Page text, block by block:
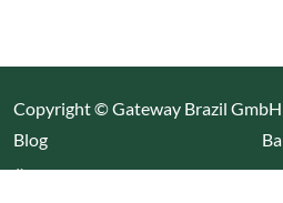
Copyright © Gateway Brazil
Blog(Link öffnet einen neuen Tab)
Über uns